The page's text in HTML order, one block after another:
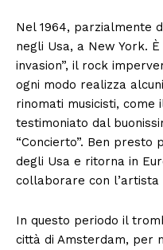
Nel 1964, parzialmente
negli Usa, a New York.
invasion”, il rock
ogni modo realizza
rinomati musicisti,
testimoniato dal
“Concierto”. Ben presto
degli Usa e ritorna in
collaborare con l’artista
In questo periodo il
città di Amsterdam, per